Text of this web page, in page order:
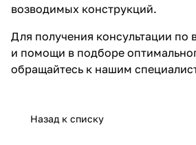
возводимых конструкций.
Для получения консультации по
и помощи в подборе
обращайтесь к нашим
Назад к списку